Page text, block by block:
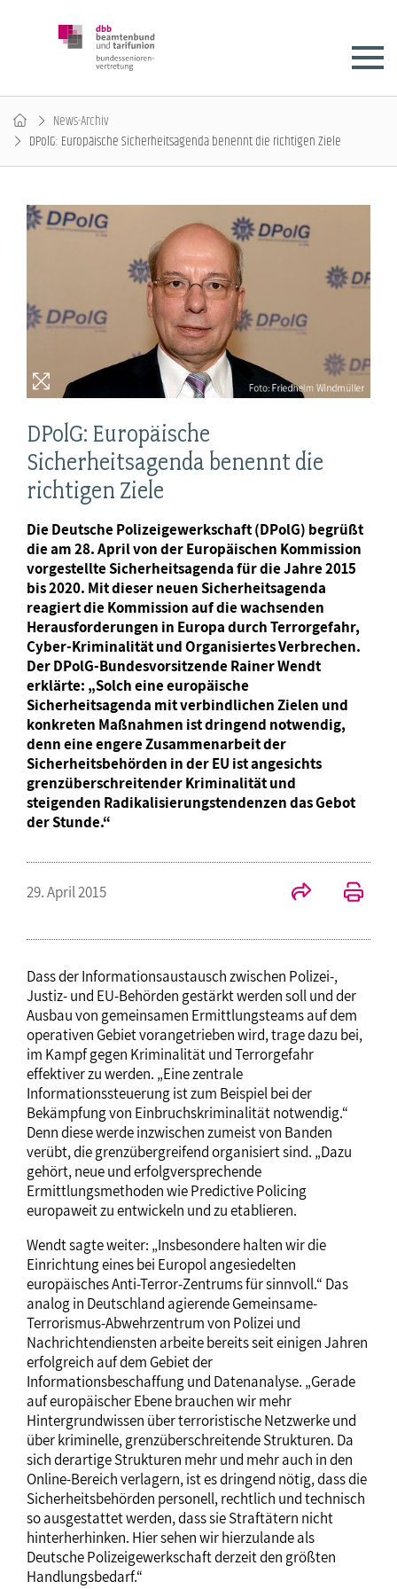
News-Archiv
DPolG: Europäische Sicherheitsagenda benennt die richtigen Ziele
DPolG: Europäische
Sicherheitsagenda benennt die
richtigen Ziele
Die Deutsche Polizeigewerkschaft (DPolG) begrüßt
die am 28. April von der Europäischen Kommission
vorgestellte Sicherheitsagenda für die Jahre 2015
bis 2020. Mit dieser neuen Sicherheitsagenda
reagiert die Kommission auf die wachsenden
Herausforderungen in Europa durch Terrorgefahr,
Cyber-Kriminalität und Organisiertes Verbrechen.
Der DPolG-Bundesvorsitzende Rainer Wendt
erklärte: „Solch eine europäische
Sicherheitsagenda mit verbindlichen Zielen und
konkreten Maßnahmen ist dringend notwendig,
denn eine engere Zusammenarbeit der
Sicherheitsbehörden in der EU ist angesichts
grenzüberschreitender Kriminalität und
steigenden Radikalisierungstendenzen das Gebot
der Stunde.“
29. April 2015
Dass der Informationsaustausch zwischen Polizei-,
Justiz- und EU-Behörden gestärkt werden soll und der
Ausbau von gemeinsamen Ermittlungsteams auf dem
operativen Gebiet vorangetrieben wird, trage dazu bei,
im Kampf gegen Kriminalität und Terrorgefahr
effektiver zu werden. „Eine zentrale
Informationssteuerung ist zum Beispiel bei der
Bekämpfung von Einbruchskriminalität notwendig.“
Denn diese werde inzwischen zumeist von Banden
verübt, die grenzübergreifend organisiert sind. „Dazu
gehört, neue und erfolgversprechende
Ermittlungsmethoden wie Predictive Policing
europaweit zu entwickeln und zu etablieren.
Wendt sagte weiter: „Insbesondere halten wir die
Einrichtung eines bei Europol angesiedelten
europäisches Anti-Terror-Zentrums für sinnvoll.“ Das
analog in Deutschland agierende Gemeinsame-
Terrorismus-Abwehrzentrum von Polizei und
Nachrichtendiensten arbeite bereits seit einigen Jahren
erfolgreich auf dem Gebiet der
Informationsbeschaffung und Datenanalyse. „Gerade
auf europäischer Ebene brauchen wir mehr
Hintergrundwissen über terroristische Netzwerke und
über kriminelle, grenzüberschreitende Strukturen. Da
sich derartige Strukturen mehr und mehr auch in den
Online-Bereich verlagern, ist es dringend nötig, dass die
Sicherheitsbehörden personell, rechtlich und technisch
so ausgestattet werden, dass sie Straftätern nicht
hinterherhinken. Hier sehen wir hierzulande als
Deutsche Polizeigewerkschaft derzeit den größten
Handlungsbedarf.“